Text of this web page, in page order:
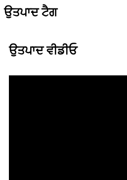
ਉਤਪਾਦ ਟੈਗ
ਉਤਪਾਦ ਵੀਡੀਓ